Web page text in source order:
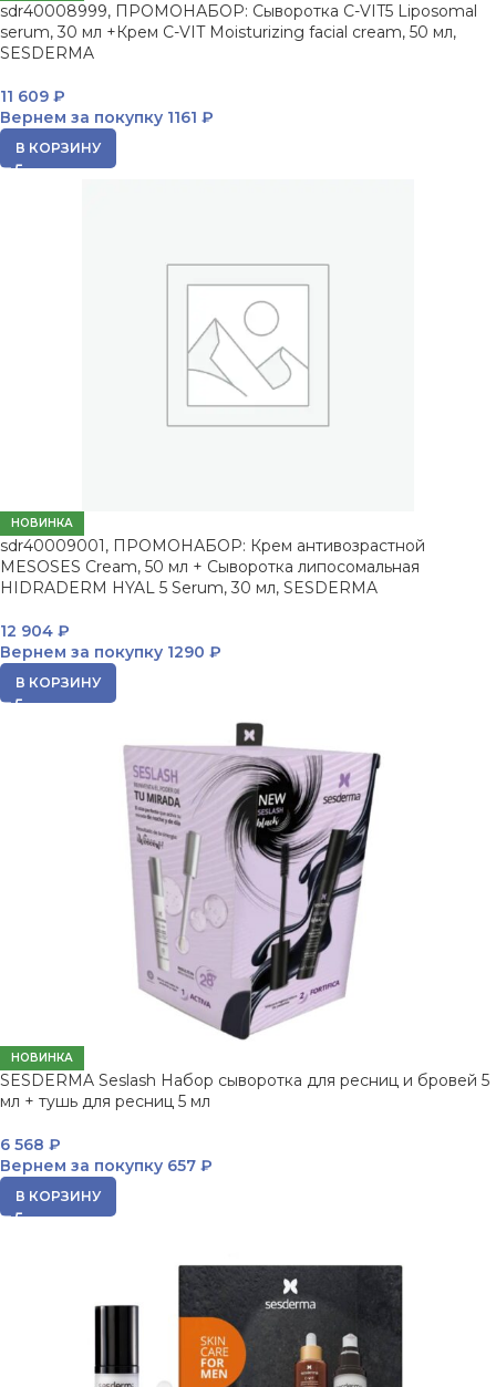
sdr40008999, ПРОМОНАБОР: Сыворотка C-VIT5 Liposomal
serum, 30 мл +Крем C-VIT Moisturizing facial cream, 50 мл,
SESDERMA
11 609 ₽
Вернем за покупку 1161 ₽
В КОРЗИНУ
НОВИНКА
sdr40009001, ПРОМОНАБОР: Крем антивозрастной
MESOSES Cream, 50 мл + Сыворотка липосомальная
HIDRADERM HYAL 5 Serum, 30 мл, SESDERMA
12 904 ₽
Вернем за покупку 1290 ₽
В КОРЗИНУ
НОВИНКА
SESDERMA Seslash Набор сыворотка для ресниц и бровей 5
мл + тушь для ресниц 5 мл
6 568 ₽
Вернем за покупку 657 ₽
В КОРЗИНУ